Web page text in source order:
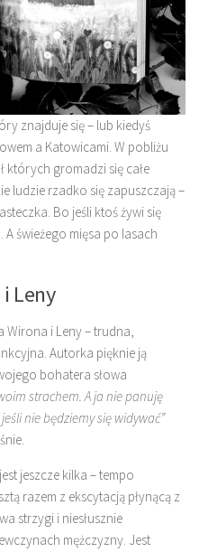
znajduje się – lub kiedyś
a Katowicami. W pobliżu
których gromadzi się całe
ludzie rzadko się zapuszczają –
Bo jeśli ktoś żywi się
świeżego mięsa po lasach
Leny
Wirona i Leny – trudna,
Autorka pięknie ją
bohatera słowa
strachem. A ja nie panuję
nie będziemy się widywać”
jeszcze kilka – tempo
razem z ekscytacją płynącą z
strzygi i niesłusznie
mężczyzny. Jest